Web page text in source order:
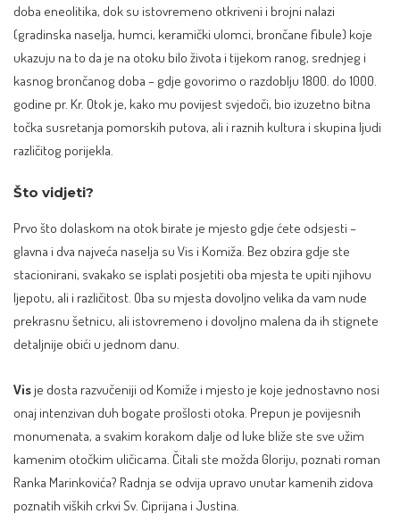
doba eneolitika, dok su istovremeno otkriveni i brojni nalazi
(gradinska naselja, humci, keramički ulomci, brončane fibule) koje
ukazuju na to da je na otoku bilo života i tijekom ranog, srednjeg i
kasnog brončanog doba – gdje govorimo o razdoblju 1800. do 1000.
godine pr. Kr. Otok je, kako mu povijest svjedoči, bio izuzetno bitna
točka susretanja pomorskih putova, ali i raznih kultura i skupina ljudi
različitog porijekla.
Što vidjeti?
Prvo što dolaskom na otok birate je mjesto gdje ćete odsjesti –
glavna i dva najveća naselja su Vis i Komiža. Bez obzira gdje ste
stacionirani, svakako se isplati posjetiti oba mjesta te upiti njihovu
ljepotu, ali i različitost. Oba su mjesta dovoljno velika da vam nude
prekrasnu šetnicu, ali istovremeno i dovoljno malena da ih stignete
detaljnije obići u jednom danu.
Vis je dosta razvučeniji od Komiže i mjesto je koje jednostavno nosi
onaj intenzivan duh bogate prošlosti otoka. Prepun je povijesnih
monumenata, a svakim korakom dalje od luke bliže ste sve užim
kamenim otočkim uličicama. Čitali ste možda Gloriju, poznati roman
Ranka Marinkovića? Radnja se odvija upravo unutar kamenih zidova
poznatih viških crkvi Sv. Ciprijana i Justina.